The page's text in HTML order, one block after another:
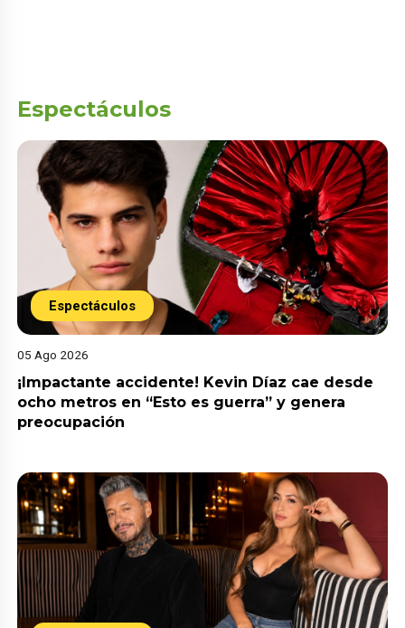
Espectáculos
Espectáculos
05 Ago 2026
¡Impactante accidente! Kevin Díaz cae desde
ocho metros en “Esto es guerra” y genera
preocupación